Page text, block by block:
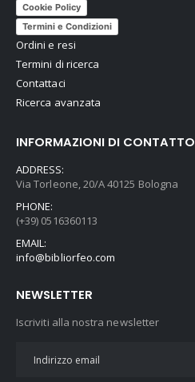
Cookie Policy
Termini e Condizioni
Ordini e resi
Termini di ricerca
Contattaci
Ricerca avanzata
INFORMAZIONI DI CONTATTO
ADDRESS:
Via Torleone, 20/A 40125 Bologna
PHONE:
(+39) 0516360113
EMAIL:
info@bibliorfeo.com
NEWSLETTER
Iscriviti alla nostra newsletter